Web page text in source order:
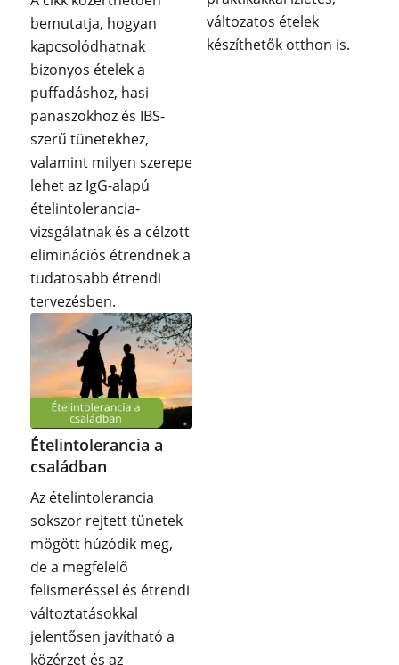
bemutatja, hogyan
kapcsolódhatnak
bizonyos ételek a
puffadáshoz, hasi
panaszokhoz és IBS-
szerű tünetekhez,
valamint milyen szerepe
lehet az IgG-alapú
ételintolerancia-
vizsgálatnak és a célzott
eliminációs étrendnek a
tudatosabb étrendi
tervezésben.
változatos ételek
készíthetők otthon is.
Ételintolerancia a
családban
Az ételintolerancia
sokszor rejtett tünetek
mögött húzódik meg,
de a megfelelő
felismeréssel és étrendi
változtatásokkal
jelentősen javítható a
közérzet és az